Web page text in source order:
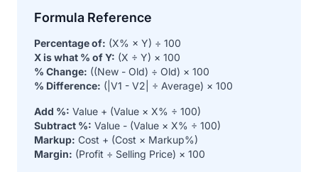
Formula Reference
Percentage of: (X% × Y) ÷ 100
X is what % of Y: (X ÷ Y) × 100
% Change: ((New - Old) ÷ Old) × 100
% Difference: (|V1 - V2| ÷ Average) × 100
Add %: Value + (Value × X% ÷ 100)
Subtract %: Value - (Value × X% ÷ 100)
Markup: Cost + (Cost × Markup%)
Margin: (Profit ÷ Selling Price) × 100